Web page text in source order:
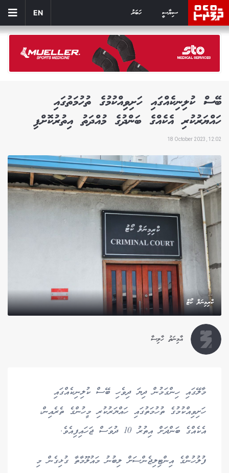
ސިޔާސީ ހަބަރު EN
ބޭސް ކުލިނިކެއްގައި ހަށިވިއްކުމުގެ ތުހުމަތުގައި
ހައްޔަރުކުރި އެކެއްގެ ބަންދުގެ މުއްދަތު އިތުރުކޮށްފި
18 October 2023, 12:02
ކްރިމިނަލް ކޯޓް
އާމިނަތު ހާލިސާ
މާލޭގައި ހިންގަމުން ދިޔަ ދިވެހި ބޭސް ކުލިނިކެއްގައި
ހަށިވިއްކުމުގެ ތުހުމަތުގައި ހައްޔަރުކުރި މީހުންގެ ތެރެއިން،
އެކެއްގެ ބަންދަށް އިތުރު 10 ދުވަސް ޖަހައިފިއެވެ.
ފުލުހުންގެ އިންޓިލިޖެންސަށް ލިބުނު މައުލޫމާތާ ގުޅިގެން މި